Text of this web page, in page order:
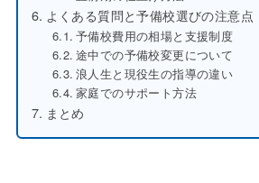
よくある質問と予備校選びの注意点
予備校費用の相場と支援制度
途中での予備校変更について
浪人生と現役生の指導の違い
家庭でのサポート方法
まとめ